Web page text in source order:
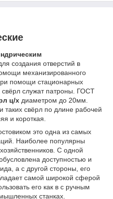
создания отверстий в
механизированного
помощи стационарных
свёрл служат патроны. ГОСТ
ц/х диаметром до 20мм.
свёрл по длине рабочей
и короткая.
это одна из самых
Наиболее популярны
С одной
доступностью и
а с другой стороны, его
самой широкой сферой
его как в с ручным
станках.